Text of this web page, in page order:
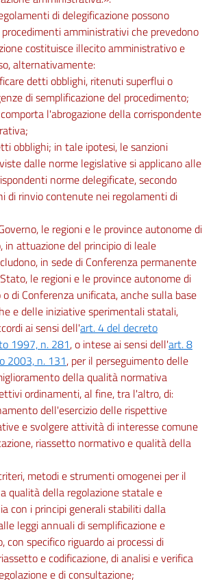
di delegificazione possono
amministrativi che prevedono
costituisce illecito amministrativo e
alternativamente:
detti obblighi, ritenuti superflui o
di semplificazione del procedimento;
l'abrogazione della corrispondente
obblighi; in tale ipotesi, le sanzioni
dalle norme legislative si applicano alle
norme delegificate, secondo
di rinvio contenute nei regolamenti di
le regioni e le province autonome di
in attuazione del principio di leale
in sede di Conferenza permanente
le regioni e le province autonome di
di Conferenza unificata, anche sulla base
e delle iniziative sperimentali statali,
ai sensi dell'art. 4 del decreto
1997, n. 281, o intese ai sensi dell'art. 8
2003, n. 131, per il perseguimento delle
della qualità normativa
ordinamenti, al fine, tra l'altro, di:
dell'esercizio delle rispettive
e svolgere attività di interesse comune
riassetto normativo e qualità della
metodi e strumenti omogenei per il
qualità della regolazione statale e
con i principi generali stabiliti dalla
leggi annuali di semplificazione e
specifico riguardo ai processi di
e codificazione, di analisi e verifica
e di consultazione;